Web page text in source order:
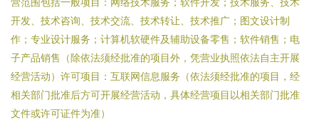
开发、技术咨询、技术交流、技术转让、技术推广；图文设计制
作；专业设计服务；计算机软硬件及辅助设备零售；软件销售；电
子产品销售（除依法须经批准的项目外，凭营业执照依法自主开展
经营活动）许可项目：互联网信息服务（依法须经批准的项目，经
相关部门批准后方可开展经营活动，具体经营项目以相关部门批准
文件或许可证件为准）